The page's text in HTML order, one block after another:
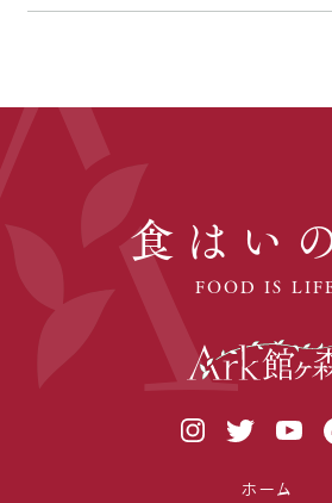
食はい
FOOD IS
ホーム